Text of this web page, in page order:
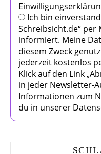
Ich bin
Schreibsicht.de“ per
informiert. Meine
diesem Zweck
jederzeit kostenlos
Klick auf den Link
in jeder Newsletter-
Informationen zum
du in unserer